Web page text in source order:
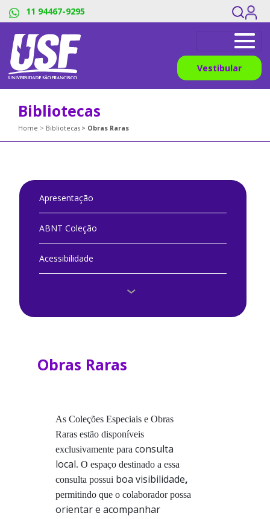
11 94467-9295
Vestibular
Bibliotecas
Home Bibliotecas Obras Raras
Apresentação
ABNT Coleção
Acessibilidade
Base de Dados
Dicas e Outros Serviços
Diretrizes do SIBUSF
E-Books
Obras Raras
As Coleções Especiais e Obras
Raras estão disponíveis
exclusivamente paraconsulta
local. O espaço destinado a essa
consulta possui boa visibilidade,
permitindo que o colaborador possa
orientar e acompanhar